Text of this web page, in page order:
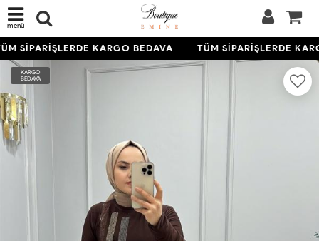
menü
SİPARİŞLERDE KARGO BEDAVA TÜM SİPARİŞLERDE
KARGO
BEDAVA